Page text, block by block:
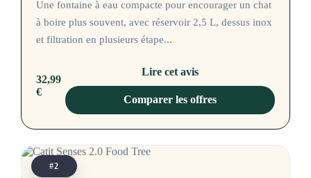
Une fontaine à eau compacte pour encourager un chat
à boire plus souvent, avec réservoir 2,5 L, dessus inox
et filtration en plusieurs étape...
32,99
€
Lire cet avis
Comparer les offres
#2